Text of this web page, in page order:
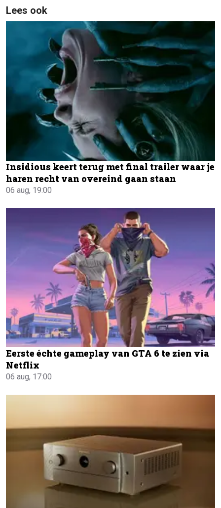
Lees ook
Insidious keert terug met final trailer waar je
haren recht van overeind gaan staan
06 aug, 19:00
Eerste échte gameplay van GTA 6 te zien via
Netflix
06 aug, 17:00